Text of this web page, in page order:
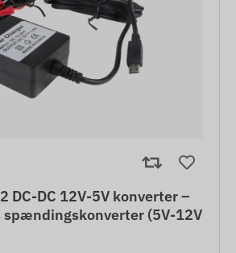
DC-DC 12V-5V konverter –
spændingskonverter (5V-12V